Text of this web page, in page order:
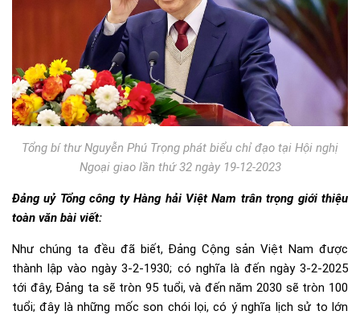
Tổng bí thư Nguyễn Phú Trọng phát biểu chỉ đạo tại Hội nghị
Ngoại giao lần thứ 32 ngày 19-12-2023
Đảng uỷ Tổng công ty Hàng hải Việt Nam trân trọng giới thiệu
toàn văn bài viết:
Như chúng ta đều đã biết, Đảng Cộng sản Việt Nam được
thành lập vào ngày 3-2-1930; có nghĩa là đến ngày 3-2-2025
tới đây, Đảng ta sẽ tròn 95 tuổi, và đến năm 2030 sẽ tròn 100
tuổi; đây là những mốc son chói lọi, có ý nghĩa lịch sử to lớn